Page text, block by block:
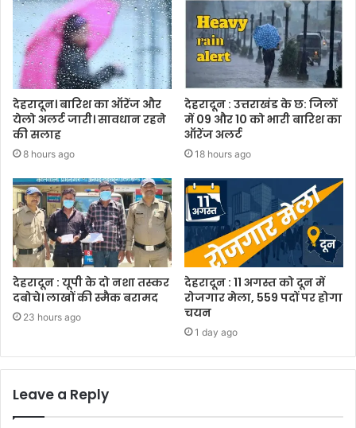
देहरादून। बारिश का ऑरेंज और
येलो अलर्ट जारी। सावधान रहने
की सलाह
8 hours ago
देहरादून : उत्तराखंड के छ: जिलों
में 09 और 10 को भारी बारिश का
ऑरेंज अलर्ट
18 hours ago
देहरादून : यूपी के दो नशा तस्कर
दबोचे। लाखों की स्मैक बरामद
23 hours ago
देहरादून : 11 अगस्त को दून में
रोजगार मेला, 559 पदों पर होगा
चयन
1 day ago
Leave a Reply